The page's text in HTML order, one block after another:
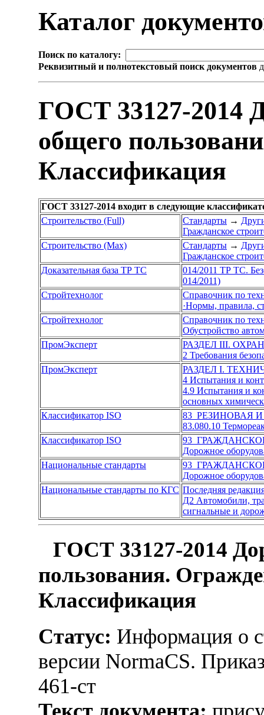
Каталог
Поиск по каталогу:
Реквизитный и полнотекстовый поиск документов
ГОСТ 33127-2014
общего
Классификация
ГОСТ 33127-2014 входит в следующие
Строительство (Full)
Стандарты →
Гражданское
Строительство (Max)
Стандарты →
Гражданское
Доказательная база ТР ТС
014/2011 ТР ТС.
014/2011)
Стройтехнолог
Справочник по
·Нормы, правила,
Стройтехнолог
Справочник по
Обустройство
ПромЭксперт
РАЗДЕЛ III.
2 Требования
ПромЭксперт
РАЗДЕЛ I.
4 Испытания и
4.9 Испытания и
основных
Классификатор ISO
83 РЕЗИНОВАЯ
83.080.10
Классификатор ISO
93
Дорожное
Национальные стандарты
93
Дорожное
Национальные стандарты по КГС Последняя
Д2 Автомобили,
сигнальные и
ГОСТ 33127-2014
пользования.
Классификация
Статус: Информация о
версии NormaCS.
461-ст